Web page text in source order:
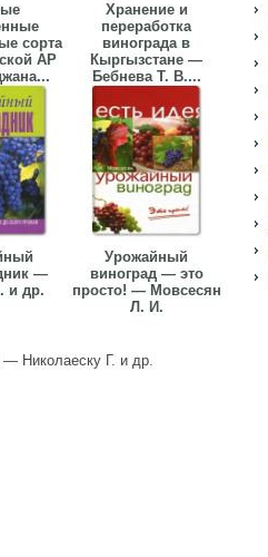
сорта
АР
Хранение и
переработка
винограда в
Кыргызстане —
Бебнева Т. В....
—
и др.
Урожайный
виноград — это
просто! — Мовсесян
Л. И.
— Николаеску Г. и др.